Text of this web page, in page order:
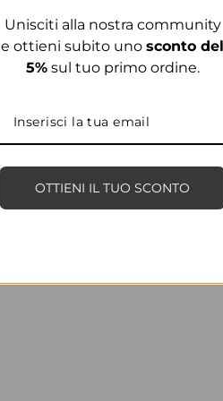
Registrati
Unisciti alla nostra community
e ottieni subito uno sconto del
5%sul tuo primo ordine.
OTTIENI IL TUO SCONTO